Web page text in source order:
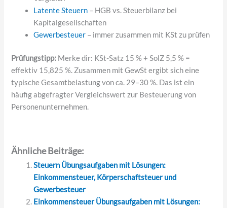
Latente Steuern – HGB vs. Steuerbilanz bei
Kapitalgesellschaften
Gewerbesteuer – immer zusammen mit KSt zu prüfen
Prüfungstipp: Merke dir: KSt-Satz 15 % + SolZ 5,5 % =
effektiv 15,825 %. Zusammen mit GewSt ergibt sich eine
typische Gesamtbelastung von ca. 29–30 %. Das ist ein
häufig abgefragter Vergleichswert zur Besteuerung von
Personenunternehmen.
Ähnliche Beiträge:
Steuern Übungsaufgaben mit Lösungen:
Einkommensteuer, Körperschaftsteuer und
Gewerbesteuer
Einkommensteuer Übungsaufgaben mit Lösungen: